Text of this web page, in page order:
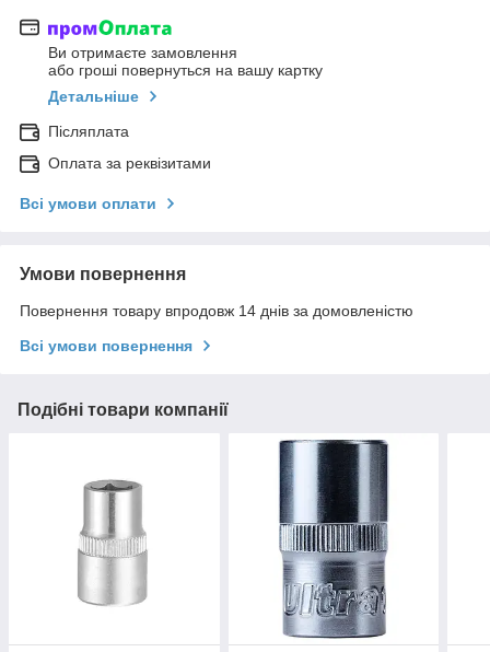
Ви отримаєте замовлення
або гроші повернуться на вашу картку
Детальніше
Післяплата
Оплата за реквізитами
Всі умови оплати
Умови повернення
Повернення товару впродовж 14 днів за домовленістю
Всі умови повернення
Подібні товари компанії